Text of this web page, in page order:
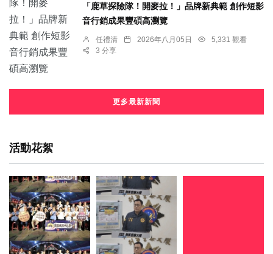
「鹿草探險隊！開麥拉！」品牌新典範 創作短影
音行銷成果豐碩高瀏覽
任禮清 2026年八月05日
5,331 觀看
3 分享
更多最新新聞
活動花絮